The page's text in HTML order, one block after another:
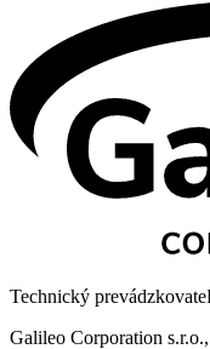
Technický
Galileo Corporation